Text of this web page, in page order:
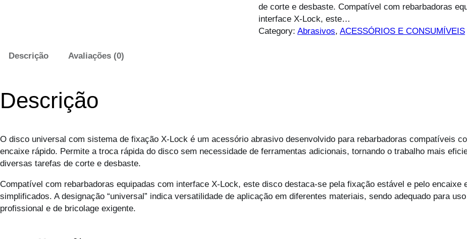
de corte e desbaste. Compatível com rebarbadoras
interface X-Lock, este…
Category: Abrasivos, ACESSÓRIOS E CONSUMÍVEIS
Descrição Avaliações (0)
Descrição
O disco universal com sistema de fixação X-Lock é um acessório abrasivo desenvolvido para rebarbadoras compatíveis
encaixe rápido. Permite a troca rápida do disco sem necessidade de ferramentas adicionais, tornando o trabalho mais
diversas tarefas de corte e desbaste.
Compatível com rebarbadoras equipadas com interface X-Lock, este disco destaca-se pela fixação estável e pelo encaixe
simplificados. A designação “universal” indica versatilidade de aplicação em diferentes materiais, sendo adequado para
profissional e de bricolage exigente.